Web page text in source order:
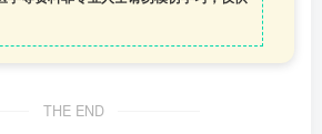
THE END